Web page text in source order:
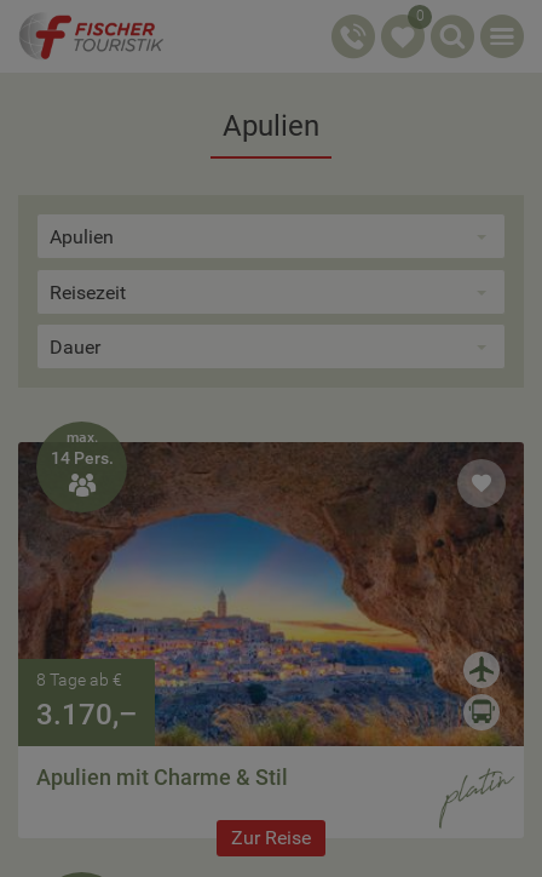
0
Apulien
Apulien
Reisezeit
Dauer
max.
14 Pers.

8 Tage ab €
3.170,–
Apulien mit Charme & Stil
Zur Reise